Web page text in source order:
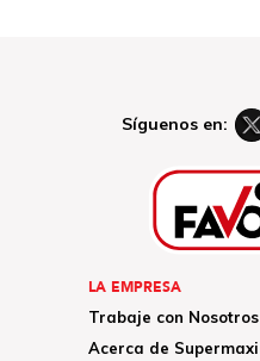
Síguenos en:
LA EMPRESA
Trabaje con Nosotros
Acerca de Supermaxi